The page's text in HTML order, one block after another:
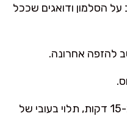
הסלמון ודואגים שככל
להזפה אחרונה.
מכניסים לתנור ואופים כ-15-20 דקות, תלוי בעובי של